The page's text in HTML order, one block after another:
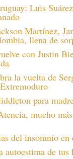
Luis
Martínez,
llena de
con Justin
la vuelta de
para
mucho
del insomnio
autoestima de tus